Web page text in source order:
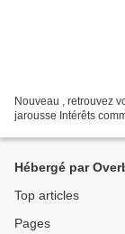
Nouveau , retrouvez
jarousse Intérêts
Hébergé par
Top articles
Pages